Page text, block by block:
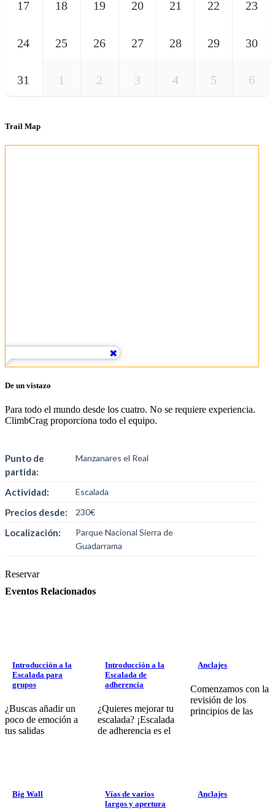
17 18 19 20 21 22 23
24 25 26 27 28 29 30
31 1 2 3 4 5 6
Trail Map
De un vistazo
Para todo el mundo desde los cuatro. No se requiere experiencia.
ClimbCrag proporciona todo el equipo.
Punto de
partida:
Manzanares el Real
Actividad: Escalada
Precios desde: 230€
Localización:
Parque Nacional Sierra de
Guadarrama
Reservar
Eventos Relacionados
Introducción a la
Escalada para
grupos
¿Buscas añadir un
poco de emoción a
tus salidas
Introducción a la
Escalada de
adherencia
¿Quieres mejorar tu
escalada? ¡Escalada
de adherencia es el
Anclajes
Comenzamos con la
revisión de los
principios de las
Big Wall
Vías de varios
largos y apertura
Anclajes